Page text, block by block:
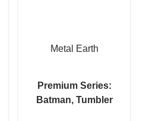
Metal Earth
Premium Series:
Batman, Tumbler